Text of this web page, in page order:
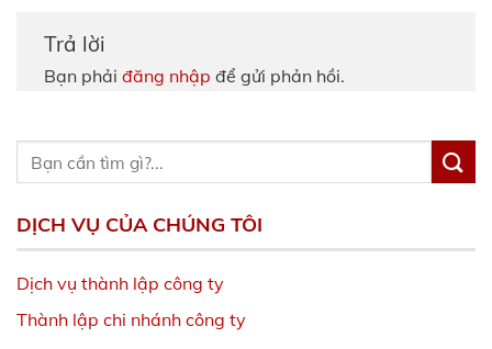
Trả lời
Bạn phải đăng nhập để gửi phản hồi.
DỊCH VỤ CỦA CHÚNG TÔI
Dịch vụ thành lập công ty
Thành lập chi nhánh công ty